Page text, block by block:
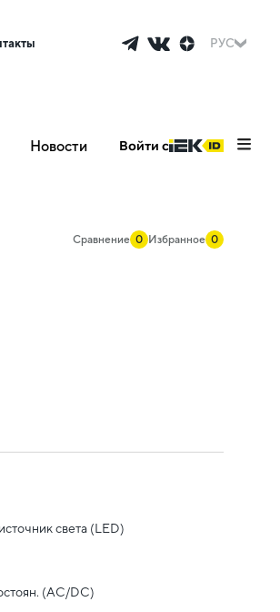
РУС
Новости Войти с
Сравнение 0 Избранное 0
света (LED)
(AC/DC)